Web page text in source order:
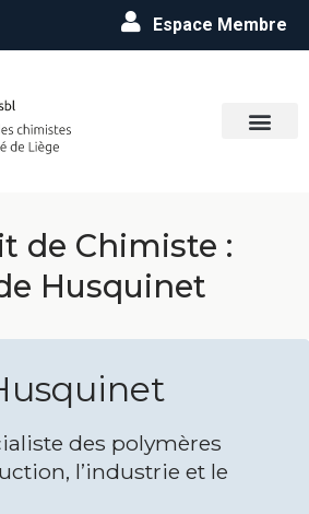
Espace Membre
de Chimiste :
Husquinet
des polymères
l’industrie et le